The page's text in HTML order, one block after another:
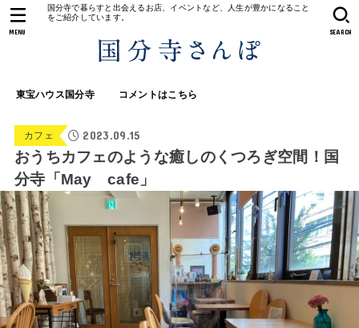
国分寺で暮らすと出会えるお店、イベントなど、人生が豊かになること
をご紹介しています。
東宝ハウス国分寺 コメントはこちら
SEARCH
MENU
カフェ 2023.09.15
おうちカフェのような癒しのくつろぎ空間！国
分寺「May cafe」